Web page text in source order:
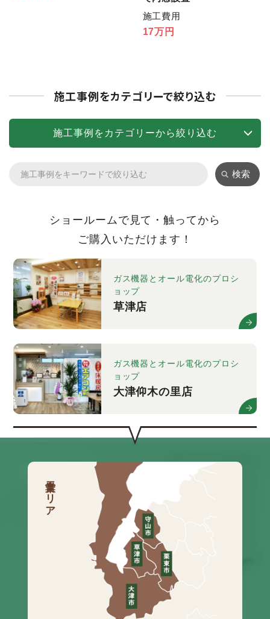
施工費用
17万円
施工事例をカテゴリーで絞り込む
施工事例をカテゴリーから絞り込む
検索
ショールームで見て・触ってから
ご購入いただけます！
ガス機器とオール電化のプロシ
ョップ
草津店
ガス機器とオール電化のプロシ
ョップ
大津仰木の里店
営業エリア